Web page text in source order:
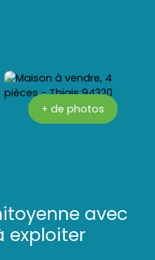
+ de photos
avec
exploiter